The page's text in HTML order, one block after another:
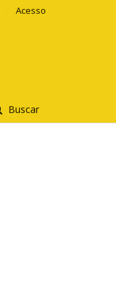
Buscar
Acesso